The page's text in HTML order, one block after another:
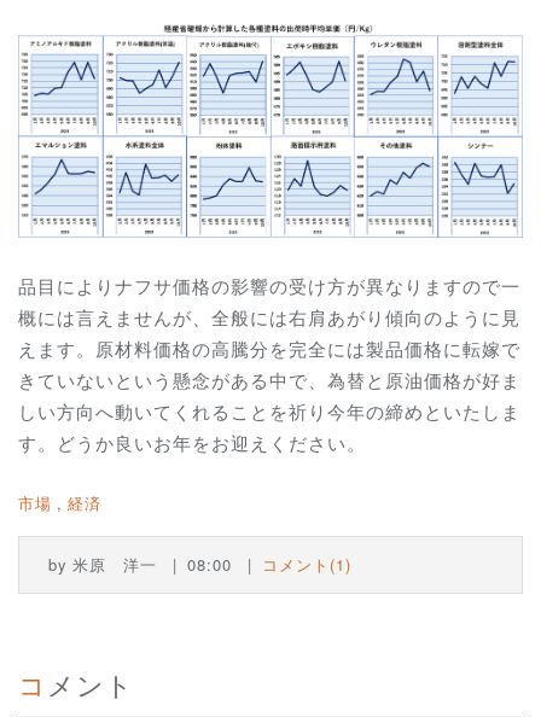
品目によりナフサ価格の影響の受け方が異なりますので一
概には言えませんが、全般には右肩あがり傾向のように見
えます。原材料価格の高騰分を完全には製品価格に転嫁で
きていないという懸念がある中で、為替と原油価格が好ま
しい方向へ動いてくれることを祈り今年の締めといたしま
す。どうか良いお年をお迎えください。
市場 経済
by 米原 洋一 08:00 コメント(1)
コメント